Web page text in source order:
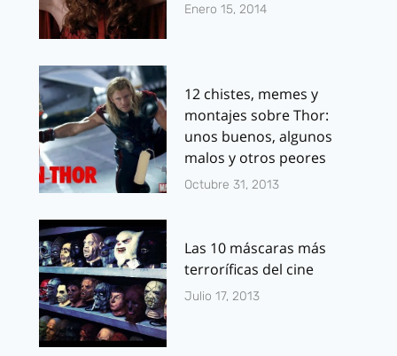
Enero 15, 2014
12 chistes, memes y
montajes sobre Thor:
unos buenos, algunos
malos y otros peores
Octubre 31, 2013
Las 10 máscaras más
terroríficas del cine
Julio 17, 2013